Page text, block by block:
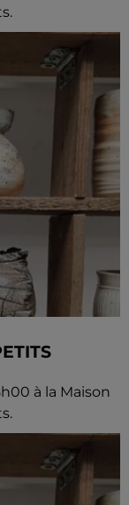
à la Maison